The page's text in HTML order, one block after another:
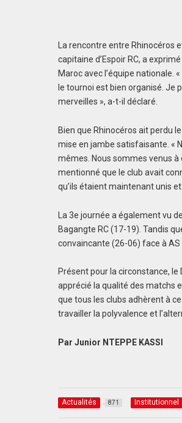
La rencontre entre Rhinocéros
capitaine d’Espoir RC, a
Maroc avec l’équipe nationale.
le tournoi est bien organisé. Je
merveilles », a-t-il déclaré.
Bien que Rhinocéros ait perdu
mise en jambe satisfaisante. «
mêmes. Nous sommes venus
mentionné que le club avait
qu’ils étaient maintenant unis
La 3e journée a également vu
Bagangte RC (17-19). Tandis
convaincante (26-06) face à
Présent pour la circonstance,
apprécié la qualité des matchs
que tous les clubs adhèrent à
travailler la polyvalence et
Par Junior NTEPPE KASSI
Actualités 871 Institutionnel